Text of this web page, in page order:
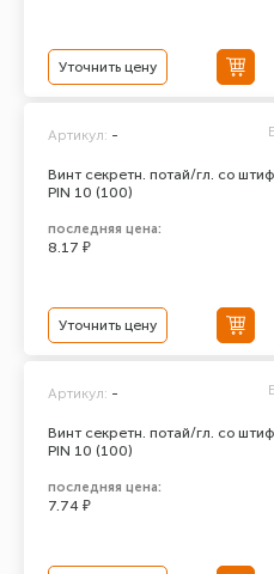
Уточнить цену
Винт секретн. потай/гл. со
PIN 10 (100)
Артикул: -
последняя цена:
8.17 ₽
Уточнить цену
Винт секретн. потай/гл. со
PIN 10 (100)
Артикул: -
последняя цена:
7.74 ₽